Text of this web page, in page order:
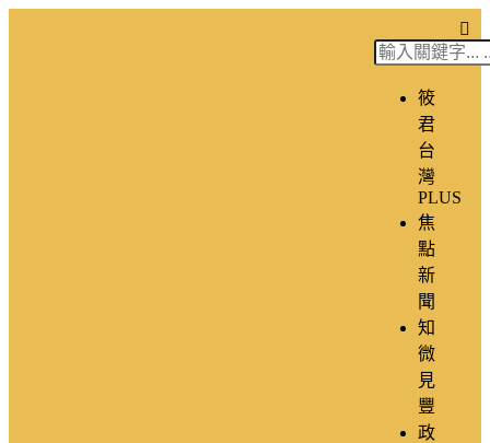
筱
君
台
灣
PLUS
焦
點
新
聞
知
微
見
豐
政